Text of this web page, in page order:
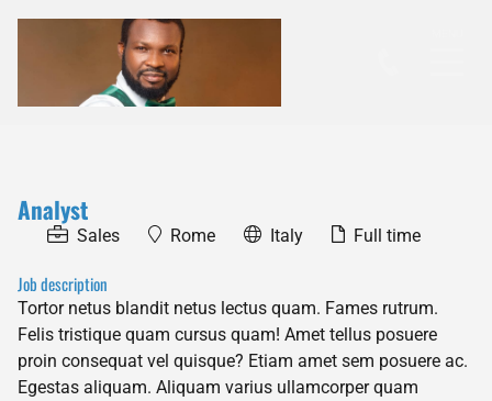
Analyst
Sales Rome Italy Full time
Job description
Tortor netus blandit netus lectus quam. Fames rutrum.
Felis tristique quam cursus quam! Amet tellus posuere
proin consequat vel quisque? Etiam amet sem posuere ac.
Egestas aliquam. Aliquam varius ullamcorper quam